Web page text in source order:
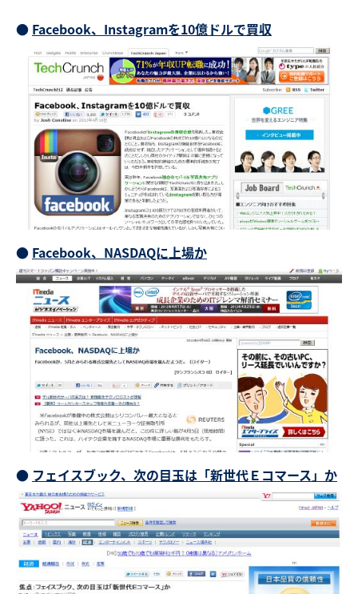
● Facebook、Instagramを10億ドルで買収
● Facebook、NASDAQに上場か
● フェイスブック、次の目玉は「新世代Ｅコマース」か